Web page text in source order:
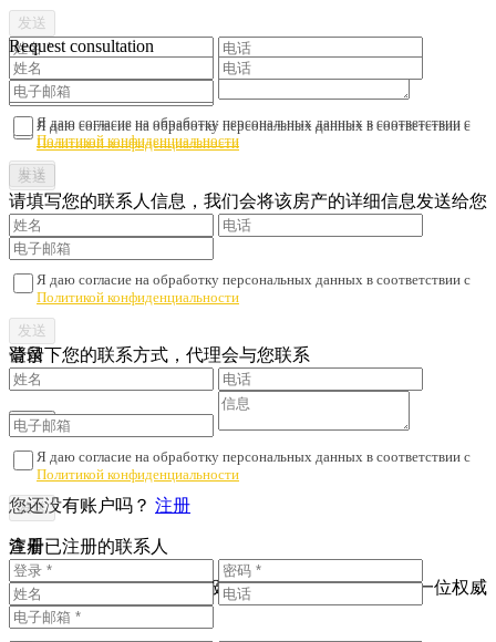
Request consultation
Я даю согласие на обработку персональных данных в соответствии с
Политикой конфиденциальности
Я даю согласие на обработку персональных данных в соответствии с
Политикой конфиденциальности
请填写您的联系人信息，我们会将该房产的详细信息发送给您
Я даю согласие на обработку персональных данных в соответствии с
Политикой конфиденциальности
请留下您的联系方式，代理会与您联系
Я даю согласие на обработку персональных данных в соответствии с
Политикой конфиденциальности
登录
您还没有账户吗？ 注册
注册
查看已注册的联系人
为了避免财产诈骗与劣质服务，我们会核对您是否与一位权威
人士签订了协议。